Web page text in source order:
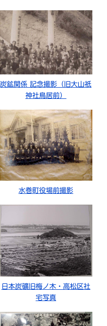
炭鉱関係 記念撮影（旧大山祇
神社鳥居前）
水巻町役場前撮影
日本炭礦旧梅ノ木・高松区社
宅写真